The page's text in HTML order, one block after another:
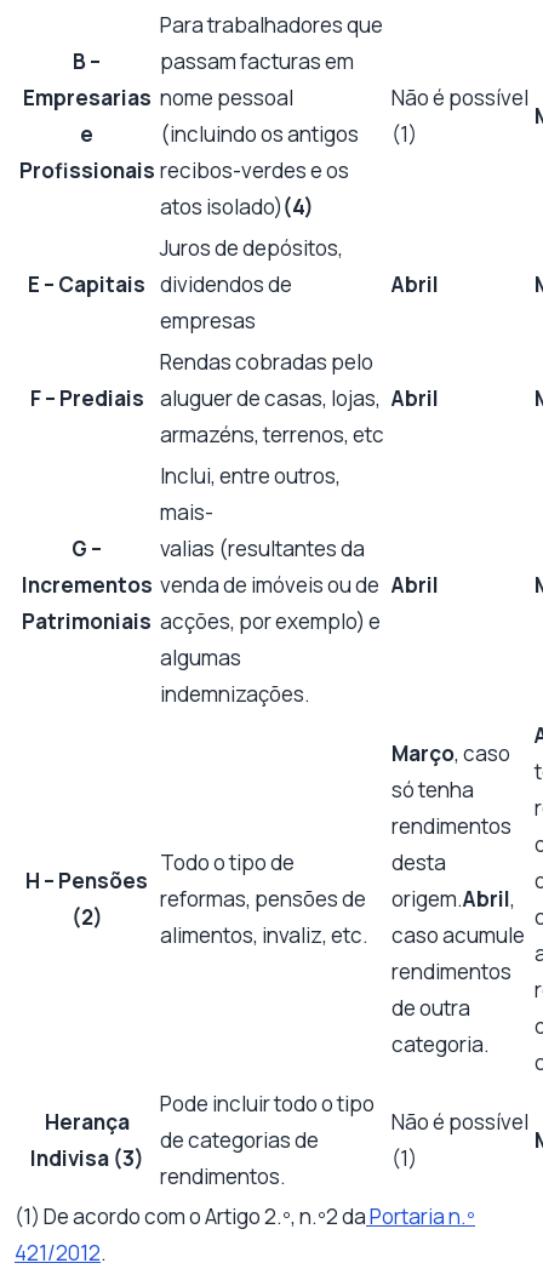
B –
Empresarias
e
Profissionais
Para trabalhadores que
passam facturas em
nome pessoal
(incluindo os antigos
recibos-verdes e os
atos isolado)(4)
Não é possível
(1)
E – Capitais
Juros de depósitos,
dividendos de
empresas
Abril
F – Prediais
Rendas cobradas pelo
aluguer de casas, lojas,
armazéns, terrenos, etc
Abril
G –
Incrementos
Patrimoniais
Inclui, entre outros,
mais-
valias (resultantes da
venda de imóveis ou de
acções, por exemplo) e
algumas
indemnizações.
Abril
H – Pensões
(2)
Todo o tipo de
reformas, pensões de
alimentos, invaliz, etc.
Março, caso
só tenha
rendimentos
desta
origem.Abril,
caso acumule
rendimentos
de outra
categoria.
Herança
Indivisa (3)
Pode incluir todo o tipo
de categorias de
rendimentos.
Não é possível
(1)
(1) De acordo com o Artigo 2.º, n.º2 daPortaria n.º
421/2012.